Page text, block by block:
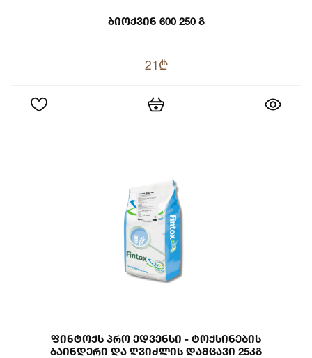
Ბიოქვინ 600 250 Გ
21₾
Ფინტოქს Პრო Ედვენსი - Ტოქსინების
Ბაინდერი Და Ღვიძლის Დამცავი 25კგ